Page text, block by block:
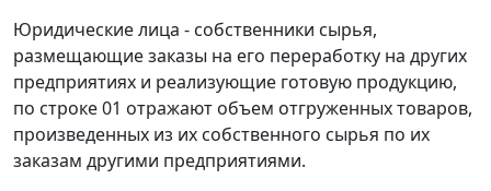
Юридические лица - собственники сырья,
размещающие заказы на его переработку на других
предприятиях и реализующие готовую продукцию,
по строке 01 отражают объем отгруженных товаров,
произведенных из их собственного сырья по их
заказам другими предприятиями.